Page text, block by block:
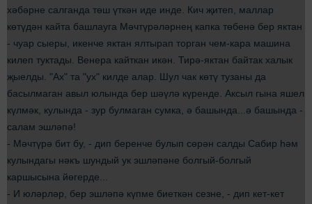
хәбәрне салганда төш үткән иде инде. Кич җитеп, маллар
көтүдән кайта башлауга Мәчтүрәләрнең капка төбенә бер яктан
- чуар сыеры, икенче яктан ялтырап торган чем-кара машина
килеп туктады. Венера кайткан икән. Тирә-яктан байтак халык
җыелды. "Ах" та "ух" килде алар. Шул чак көтү тузаны да
басылмаган авыл юлында бер шәүлә күренде. Аксыл гына яшел
күлмәк, кулында - зур булмаган сумка, ә башында...ә башында -
салам эшләпә!
- Мәчтүрә бит бу, - дип беренче булып сөрән салды Сабир һәм
кулындагы нәкъ шундый ук эшләпәне болгый-болгый
каршысына йөгерде...
- И юләрләр, бер эшләпә күпме биеткән сезне, - дип кет-кет